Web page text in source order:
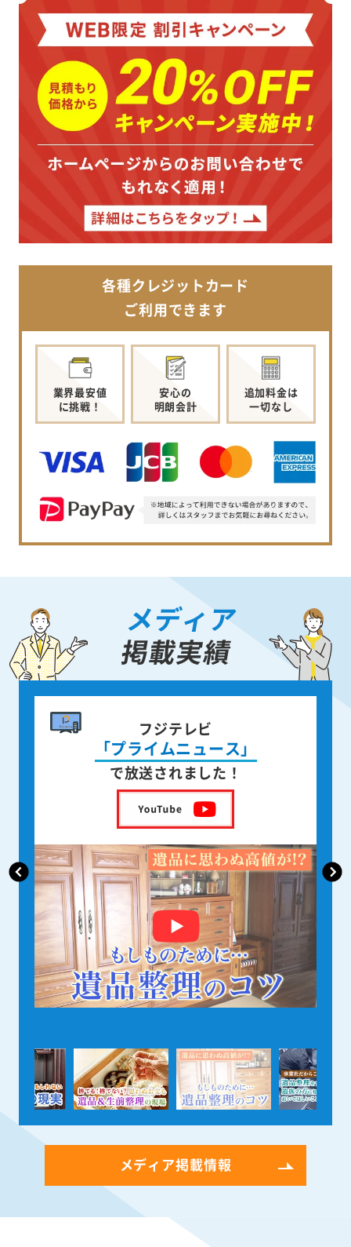
各種クレジットカード
ご利用できます
業界最安値
に挑戦！
安心の
明朗会計
追加料金は
一切なし
メディア
掲載実績
書籍出版
身近な人が
亡くなった後の遺品整理
を出版しました！
メディア掲載情報